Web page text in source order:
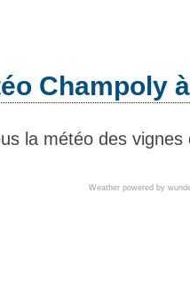
Champoly
la météo des
Weather powered by